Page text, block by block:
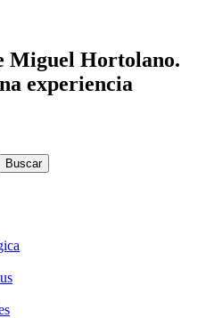
Miguel Hortolano.
experiencia
Buscar